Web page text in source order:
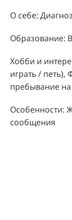
О себе:
Образование:
Хобби и
играть / петь),
пребывание
Особенности:
сообщения